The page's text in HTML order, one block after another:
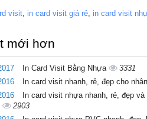
visit, in card visit giá rẻ, in card visit
mới hơn
In Card Visit Bằng Nhựa
3331
In card visit nhanh, rẻ, đẹp cho
In card visit nhựa nhanh, rẻ, đẹp
2903